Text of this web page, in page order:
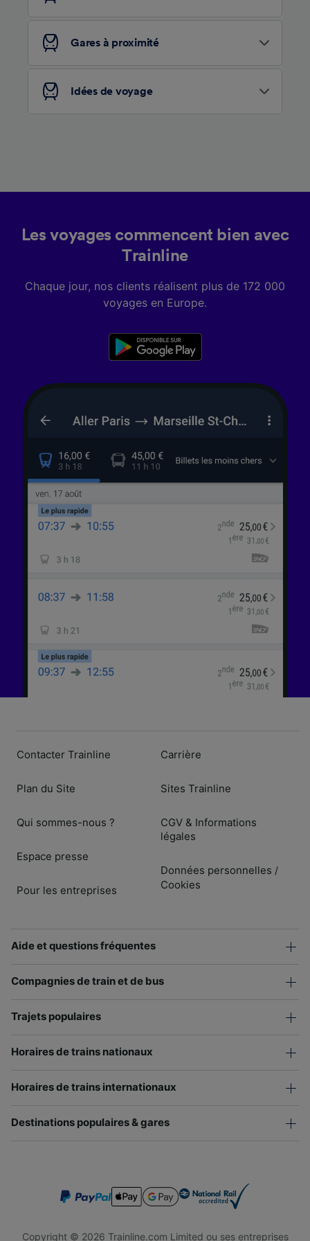
Gares à proximité
Idées de voyage
Les voyages commencent bien avec
Trainline
Chaque jour, nos clients réalisent plus de 172 000
voyages en Europe.
Contacter Trainline
Plan du Site
Qui sommes-nous ?
Espace presse
Pour les entreprises
Carrière
Sites Trainline
CGV & Informations
légales
Données personnelles /
Cookies
Aide et questions fréquentes
Compagnies de train et de bus
Trajets populaires
Horaires de trains nationaux
Horaires de trains internationaux
Destinations populaires & gares
Copyright © 2026 Trainline.com Limited ou ses entreprises
Nos équipes ainsi que nos partenaires
externes, traitent des données selon les
finalités suivantes :
Utiliser des données de géolocalisation
caractéristiques de l’appareil pour